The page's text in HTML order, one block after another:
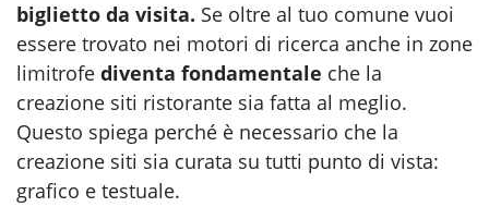
biglietto da visita. Se oltre al tuo comune vuoi
essere trovato nei motori di ricerca anche in zone
limitrofe diventa fondamentale che la
creazione siti ristorante sia fatta al meglio.
Questo spiega perché è necessario che la
creazione siti sia curata su tutti punto di vista:
grafico e testuale.